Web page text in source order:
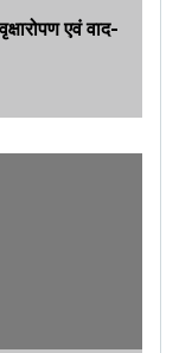
एवं वाद-